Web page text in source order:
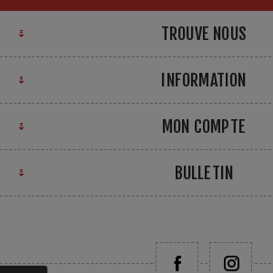
TROUVE NOUS
INFORMATION
MON COMPTE
BULLETIN